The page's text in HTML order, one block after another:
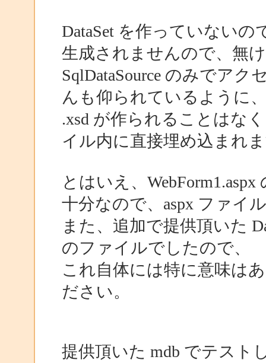
DataSet を作っていない
生成されませんので、無
SqlDataSource のみでアク
んも仰られているように
.xsd が作られることはな
イル内に直接埋め込まれ
とはいえ、
十分なので、aspx ファイ
また、追加で提供頂いた
のファイルでしたので、
これ自体には特に意味は
ださい。
提供頂いた mdb でテスト